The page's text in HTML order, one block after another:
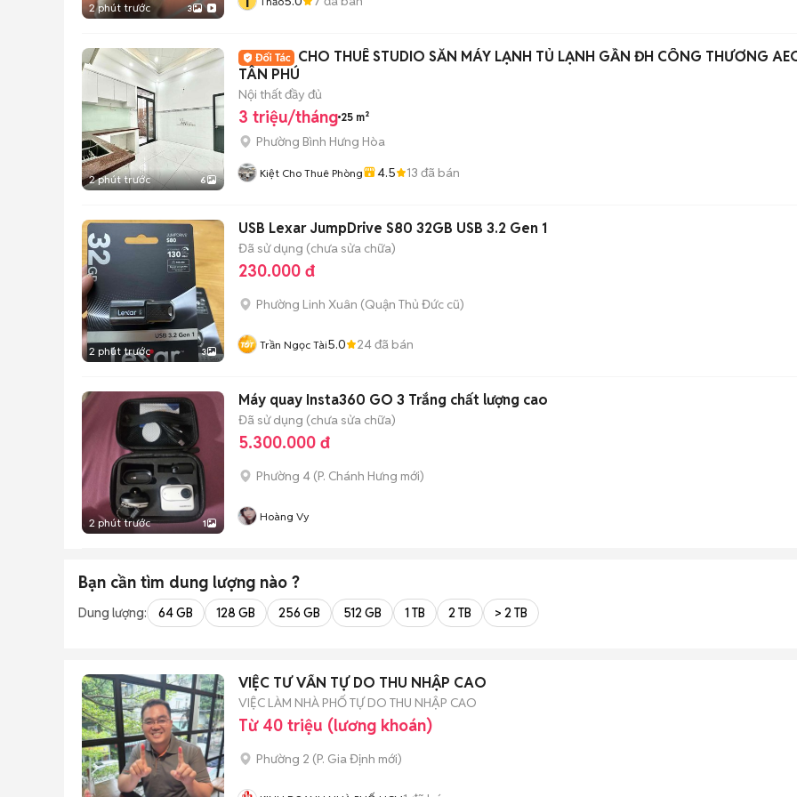
2 phút trước 3
2 phút trước 6
CHO THUÊ STUDIO SẴN MÁY LẠNH TỦ LẠNH GẦN ĐH CÔNG THƯƠNG
TÂN PHÚ
Nội thất đầy đủ
3 triệu/tháng 25 m²
Phường Bình Hưng Hòa
Kiệt Cho Thuê Phòng 4.5 13 đã bán
2 phút trước 3
USB Lexar JumpDrive S80 32GB USB 3.2 Gen 1
Đã sử dụng (chưa sửa chữa)
230.000 đ
Phường Linh Xuân (Quận Thủ Đức cũ)
Trần Ngọc Tài5.0 24đã bán
2 phút trước 1
Máy quay Insta360 GO 3 Trắng chất lượng cao
Đã sử dụng (chưa sửa chữa)
5.300.000 đ
Phường 4 (P. Chánh Hưng mới)
Hoàng Vy
Bạn cần tìm dung lượng nào ?
Dung lượng: 64 GB 128 GB 256 GB 512 GB 1 TB 2 TB > 2 TB
VIỆC TƯ VẤN TỰ DO THU NHẬP CAO
VIỆC LÀM NHÀ PHỐ TỰ DO THU NHẬP CAO
Từ 40 triệu (lương khoán)
Phường 2 (P. Gia Định mới)